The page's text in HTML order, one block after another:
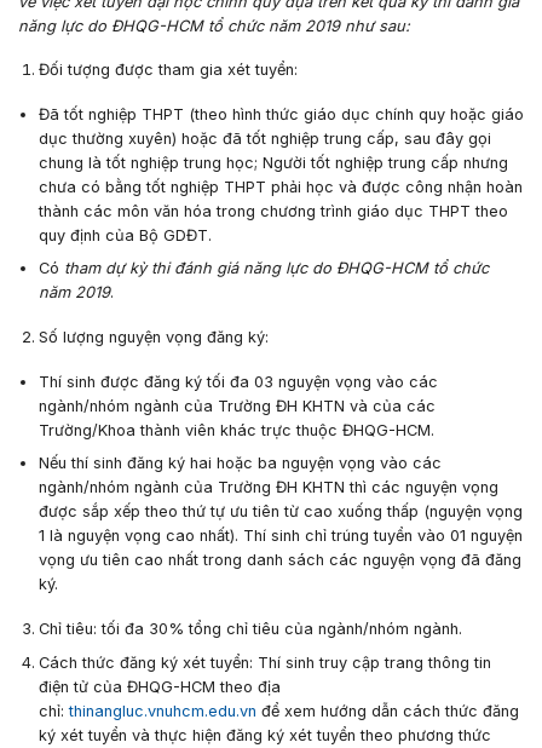
năng lực do ĐHQG-HCM tổ chức năm 2019 như sau:
Đối tượng được tham gia xét tuyển:
Đã tốt nghiệp THPT (theo hình thức giáo dục chính quy hoặc giáo
dục thường xuyên) hoặc đã tốt nghiệp trung cấp, sau đây gọi
chung là tốt nghiệp trung học; Người tốt nghiệp trung cấp nhưng
chưa có bằng tốt nghiệp THPT phải học và được công nhận hoàn
thành các môn văn hóa trong chương trình giáo dục THPT theo
quy định của Bộ GDĐT.
Có tham dự kỳ thi đánh giá năng lực do ĐHQG-HCM tổ chức
năm 2019.
Số lượng nguyện vọng đăng ký:
Thí sinh được đăng kýtối đa 03 nguyện vọng vào các
ngành/nhóm ngành của Trường ĐH KHTN và của các
Trường/Khoa thành viên khác trực thuộc ĐHQG-HCM.
Nếu thí sinh đăng ký hai hoặc ba nguyện vọng vào các
ngành/nhóm ngành của Trường ĐH KHTN thì các nguyện vọng
được sắp xếp theo thứ tự ưu tiên từ cao xuống thấp (nguyện vọng
1 là nguyện vọng cao nhất). Thí sinh chỉ trúng tuyển vào 01 nguyện
vọng ưu tiên cao nhất trong danh sách các nguyện vọng đã đăng
ký.
Chỉ tiêu:tối đa 30% tổng chỉ tiêu của ngành/nhóm ngành.
Cách thức đăng kýxét tuyển: Thí sinh truy cập trang thông tin
điện tử của ĐHQG-HCM theo địa
chỉ:thinangluc.vnuhcm.edu.vn để xem hướng dẫn cách thức đăng
ký xét tuyển và thực hiện đăng ký xét tuyển theo phương thức